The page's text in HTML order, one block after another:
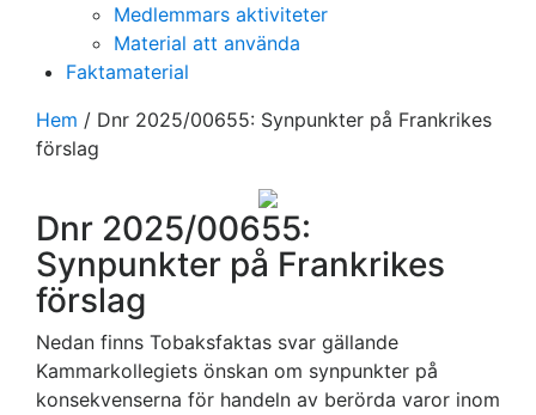
Medlemmars aktiviteter
Material att använda
Faktamaterial
Hem / Dnr 2025/00655: Synpunkter på Frankrikes
förslag
Dnr 2025/00655:
Synpunkter på Frankrikes
förslag
Nedan finns Tobaksfaktas svar gällande
Kammarkollegiets önskan om synpunkter på
konsekvenserna för handeln av berörda varor inom